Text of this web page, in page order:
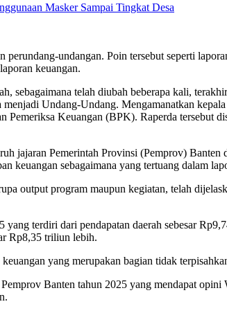
Masker Sampai Tingkat Desa
undangan. Poin tersebut seperti
keuangan.
sebagaimana telah diubah beberapa kali,
Undang-Undang. Mengamanatkan
Keuangan (BPK). Raperda tersebut
jajaran Pemerintah Provinsi (Pemprov)
keuangan sebagaimana yang tertuang dalam
output program maupun kegiatan, telah
terdiri dari pendapatan daerah sebesar
Rp8,35 triliun lebih.
yang merupakan bagian tidak
Banten tahun 2025 yang mendapat